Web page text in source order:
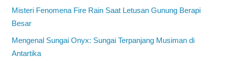
Misteri Fenomena Fire Rain Saat Letusan Gunung Berapi
Besar
Mengenal Sungai Onyx: Sungai Terpanjang Musiman di
Antartika